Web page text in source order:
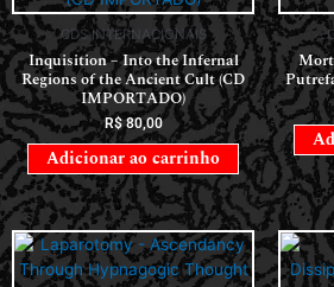
CDS INTERNACIONAIS
Inquisition – Into the Infernal
Regions of the Ancient Cult (CD
IMPORTADO)
R$80,00
Adicionar ao carrinho